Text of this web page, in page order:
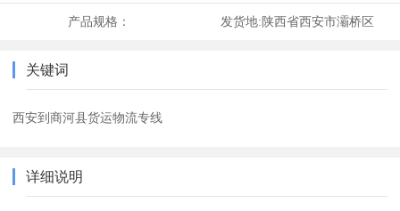
产品规格： 发货地:陕西省西安市灞桥区
关键词
西安到商河县货运物流专线
详细说明